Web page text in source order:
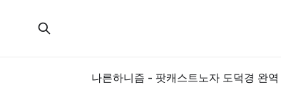
나른하니즘 - 팟캐스트노자 도덕경 완